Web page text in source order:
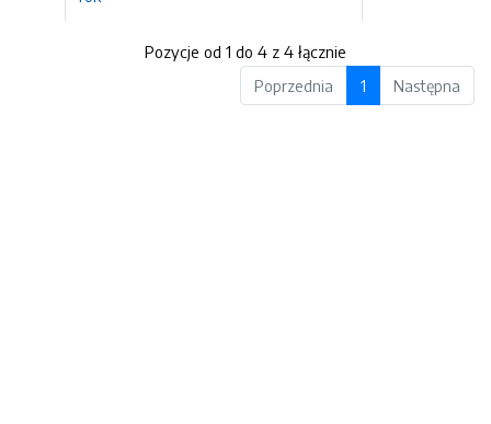
Pozycje od 1 do 4 z 4 łącznie
Poprzednia
1 Następna